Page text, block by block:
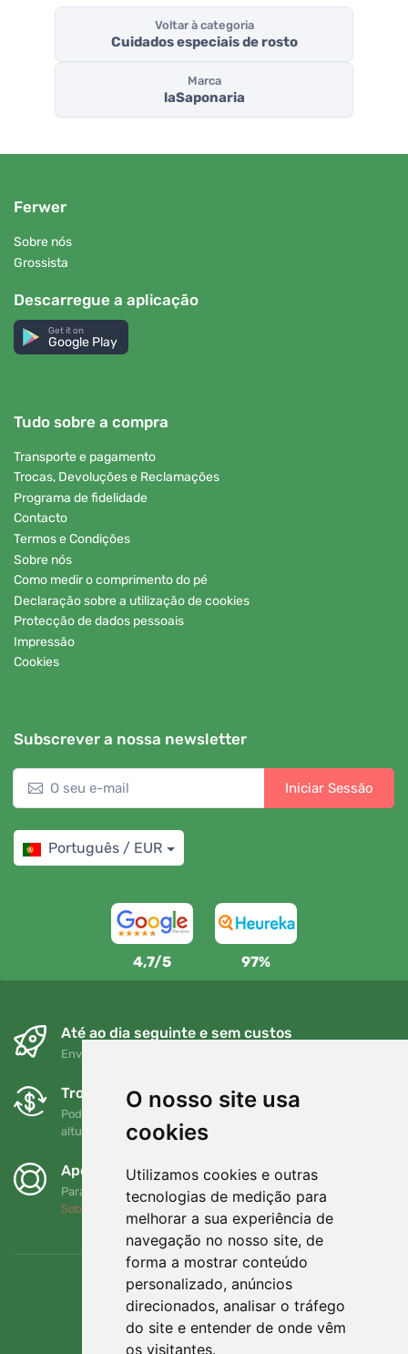
O nosso site usa
cookies
Utilizamos cookies e outras
tecnologias de medição para
melhorar a sua experiência de
navegação no nosso site, de
forma a mostrar conteúdo
personalizado, anúncios
direcionados, analisar o tráfego
do site e entender de onde vêm
os visitantes.
Voltar à categoria
Cuidados especiais de rosto
Marca
laSaponaria
Ferwer
Sobre nós
Grossista
Descarregue a aplicação
Get it on
Google Play
Tudo sobre a compra
Transporte e pagamento
Trocas, Devoluções e Reclamações
Programa de fidelidade
Contacto
Termos e Condições
Sobre nós
Como medir o comprimento do pé
Declaração sobre a utilização de cookies
Protecção de dados pessoais
Impressão
Cookies
Subscrever a nossa newsletter
Iniciar Sessão
Português / EUR
4,7/5 97%
Até ao dia seguinte e sem custos
Envio gratuito para encomendas superiores a 80 EUR
Trocas e devoluções gratuitas
Pode devolver ou trocar a sua encomenda em qualquer
altura no prazo de 90 dias
Apoiamos a Trees.org
Para cada encomenda plantamos uma árvore! Leia mais
Sobre nós